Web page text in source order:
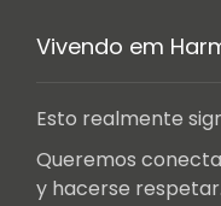
Vivendo em
Esto realmente
Queremos
y hacerse respetar.